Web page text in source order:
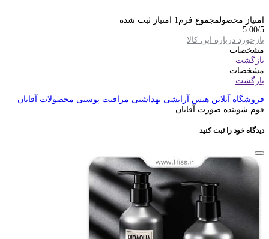
امتیاز محصولمجموع فرم 1 امتیاز ثبت شده
5.00/5
بازخورد درباره این کالا
مشخصات
بازگشت
مشخصات
بازگشت
فروشگاه آنلاین هیس آرایشی بهداشتی مراقبت پوستی محصولات آقایان
فوم شوینده صورت آقایان
دیدگاه خود را ثبت کنید